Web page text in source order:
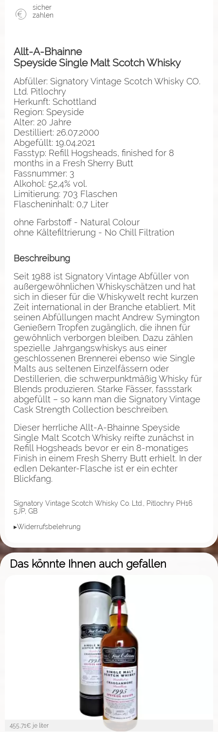
sicher
zahlen
Allt-A-Bhainne
Speyside Single Malt Scotch Whisky
Abfüller: Signatory Vintage Scotch Whisky CO.
Ltd. Pitlochry
Herkunft: Schottland
Region: Speyside
Alter: 20 Jahre
Destilliert: 26.07.2000
Abgefüllt: 19.04.2021
Fasstyp: Refill Hogsheads, finished for 8
months in a Fresh Sherry Butt
Fassnummer: 3
Alkohol: 52,4% vol.
Limitierung: 703 Flaschen
Flascheninhalt: 0,7 Liter
ohne Farbstoff - Natural Colour
ohne Kältefiltrierung - No Chill Filtration
Beschreibung
Seit 1988 ist Signatory Vintage Abfüller von
außergewöhnlichen Whiskyschätzen und hat
sich in dieser für die Whiskywelt recht kurzen
Zeit international in der Branche etabliert. Mit
seinen Abfüllungen macht Andrew Symington
Genießern Tropfen zugänglich, die ihnen für
gewöhnlich verborgen bleiben. Dazu zählen
spezielle Jahrgangswhiskys aus einer
geschlossenen Brennerei ebenso wie Single
Malts aus seltenen Einzelfässern oder
Destillerien, die schwerpunktmäßig Whisky für
Blends produzieren. Starke Fässer, fassstark
abgefüllt – so kann man die Signatory Vintage
Cask Strength Collection beschreiben.
Dieser herrliche Allt-A-Bhainne Speyside
Single Malt Scotch Whisky reifte zunächst in
Refill Hogsheads bevor er ein 8-monatiges
Finish in einem Fresh Sherry Butt erhielt. In der
edlen Dekanter-Flasche ist er ein echter
Blickfang.
Signatory Vintage Scotch Whisky Co. Ltd., Pitlochry PH16
5JP, GB
▸Widerrufsbelehrung
Das könnte Ihnen auch gefallen
455,71€ je liter